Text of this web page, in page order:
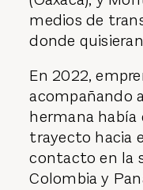
medios de
donde
En 2022,
acompañando
hermana había
trayecto hacia
contacto en la
Colombia y